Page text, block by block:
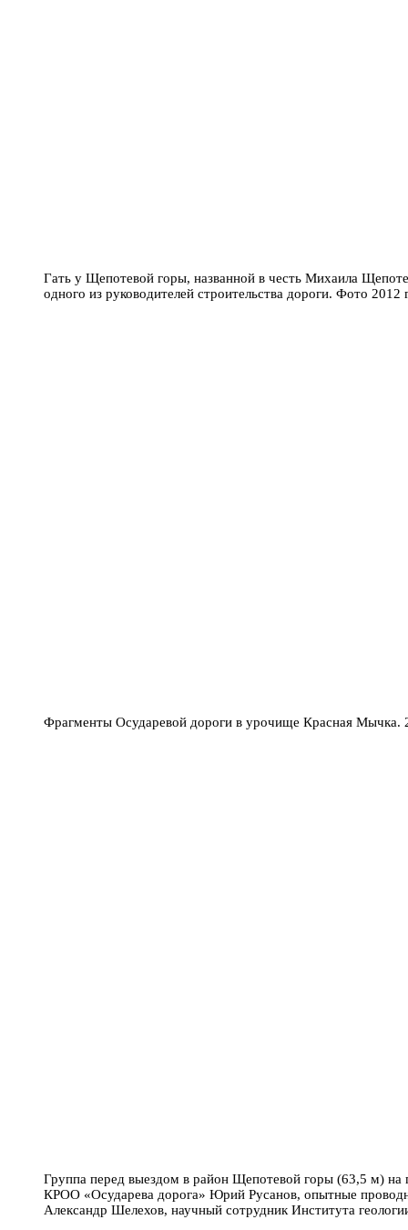
Гать у Щепотевой горы, названной в честь Михаила
одного из руководителей строительства дороги. Фото 2012
Фрагменты Осударевой дороги в урочище Красная Мычка.
Группа перед выездом в район Щепотевой горы (63,5 м) на
КРОО «Осударева дорога» Юрий Русанов, опытные
Александр Шелехов, научный сотрудник Института